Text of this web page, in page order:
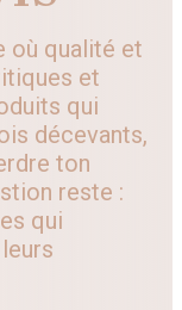
où qualité et
et
qui
décevants,
ton
reste :
qui